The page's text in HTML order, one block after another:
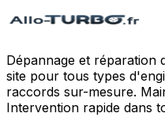
Dépannage et réparation
site pour tous types
raccords sur-mesure.
Intervention rapide dans